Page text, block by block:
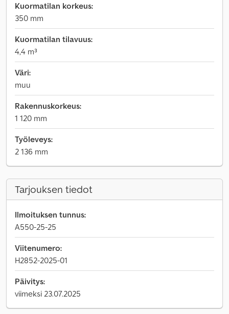
Kuormatilan korkeus:
350 mm
Kuormatilan tilavuus:
4,4 m³
Väri:
muu
Rakennuskorkeus:
1 120 mm
Työleveys:
2 136 mm
Tarjouksen tiedot
Ilmoituksen tunnus:
A550-25-25
Viitenumero:
H2852-2025-01
Päivitys:
viimeksi 23.07.2025